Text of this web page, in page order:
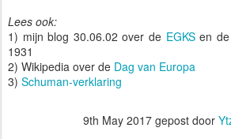
Lees ook:
1) mijn blog 30.06.02 over de EGKSen de
1931
2) Wikipedia over de Dag van Europa
3) Schuman-verklaring
9th May 2017gepost door